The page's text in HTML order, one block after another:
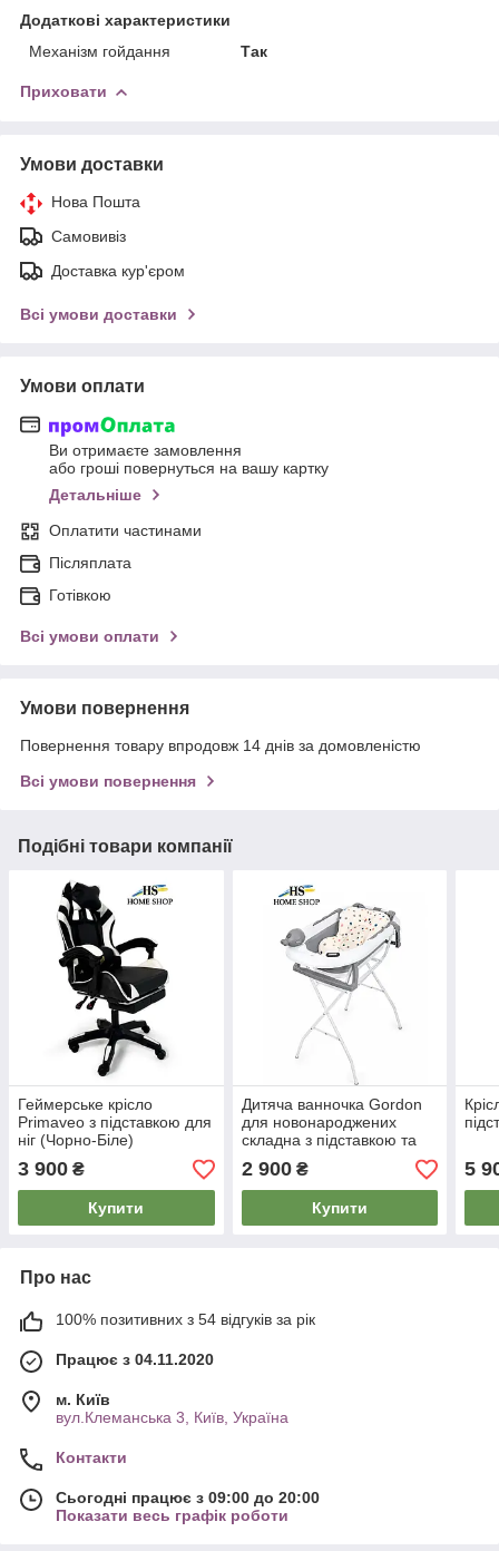
Додаткові характеристики
Механізм гойдання
Так
Приховати
Умови доставки
Нова Пошта
Самовивіз
Доставка кур'єром
Всі умови доставки
Умови оплати
Ви отримаєте замовлення
або гроші повернуться на вашу картку
Детальніше
Оплатити частинами
Післяплата
Готівкою
Всі умови оплати
Умови повернення
Повернення товару впродовж 14 днів за домовленістю
Всі умови повернення
Подібні товари компанії
Геймерське крісло
Primaveo з підставкою для
ніг (Чорно-Біле)
3 900 ₴
Купити
Дитяча ванночка Gordon
для новонароджених
складна з підставкою та
термометром
2 900₴
Купити
5
Про нас
100% позитивних з 54 відгуків за рік
Працює з 04.11.2020
м. Київ
вул.Клеманська 3, Київ, Україна
Контакти
Сьогодні працює з 09:00 до 20:00
Показати весь графік роботи